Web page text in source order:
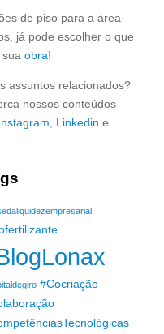
de piso para a área
já pode escolher o que
obra!
assuntos relacionados?
nossos conteúdos
, Linkedin e
#Cocriação